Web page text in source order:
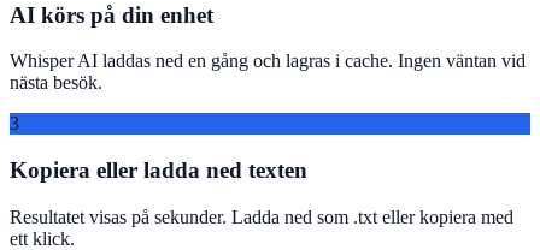
AI körs på din enhet
Whisper AI laddas ned en gång och lagras i cache. Ingen väntan vid
nästa besök.
3
Kopiera eller ladda ned texten
Resultatet visas på sekunder. Ladda ned som .txt eller kopiera med
ett klick.